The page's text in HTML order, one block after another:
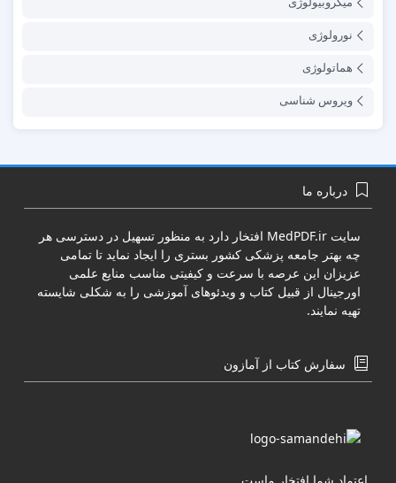
نورولوژی
هماتولوژی
ویروس شناسی
درباره ما
سایت MedPDF.ir افتخار دارد به منظور تسهیل در دسترسی هر
چه بهتر جامعه پزشکی کشور بستری را ایجاد نماید تا تمامی
عزیزان این عرصه با سرعت و کیفیتی مناسب منایع علمی
اورجینال از قبیل کتاب و ویدئوهای آموزشی را به شکلی شایسته
تهیه نمایند.
سفارش کتاب از آمازون
اعتماد شما افتخار ماست